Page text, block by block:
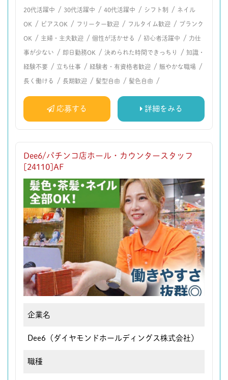
20代活躍中 / 30代活躍中 / 40代活躍中 / シフト制 / ネイル
OK / ピアスOK / フリーター歓迎 / フルタイム歓迎 / ブランク
OK / 主婦・主夫歓迎 / 個性が活かせる / 初心者活躍中 / 力仕
事が少ない / 即日勤務OK / 決められた時間できっちり / 知識・
経験不要 / 立ち仕事 / 経験者・有資格者歓迎 / 賑やかな職場 /
長く働ける / 長期歓迎 / 髪型自由 / 髪色自由 /
応募する 詳細をみる
Dee6/パチンコ店ホール・カウンタースタッフ
[24110]AF
企業名
Dee6（ダイヤモンドホールディングス株式会社）
職種